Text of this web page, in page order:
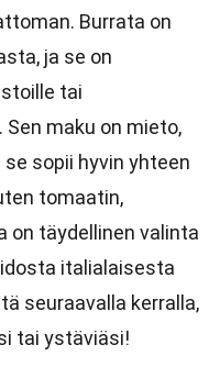
Burrata on
ja se on
tai
maku on mieto,
sopii hyvin yhteen
tomaatin,
on täydellinen valinta
italialaisesta
seuraavalla kerralla,
tai ystäviäsi!